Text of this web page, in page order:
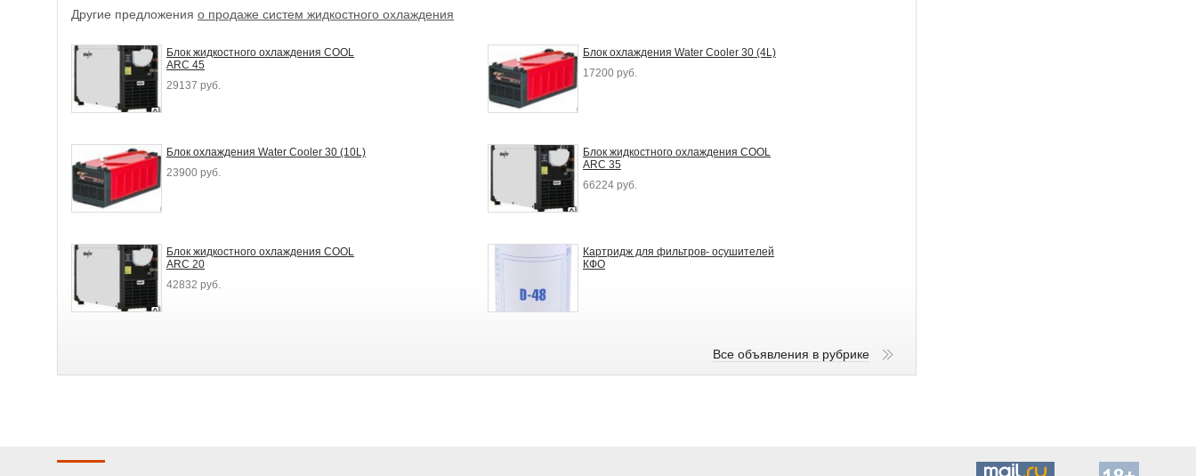
Другие предложения о продаже систем жидкостного охлаждения
Блок жидкостного охлаждения COOL
ARC 45
29137 руб.
Блок охлаждения Water Cooler 30 (4L)
17200 руб.
Блок охлаждения Water Cooler 30 (10L)
23900 руб.
Блок жидкостного охлаждения COOL
ARC 35
66224 руб.
Блок жидкостного охлаждения COOL
ARC 20
42832 руб.
Картридж для фильтров- осушителей
КФО
Все объявления в рубрике